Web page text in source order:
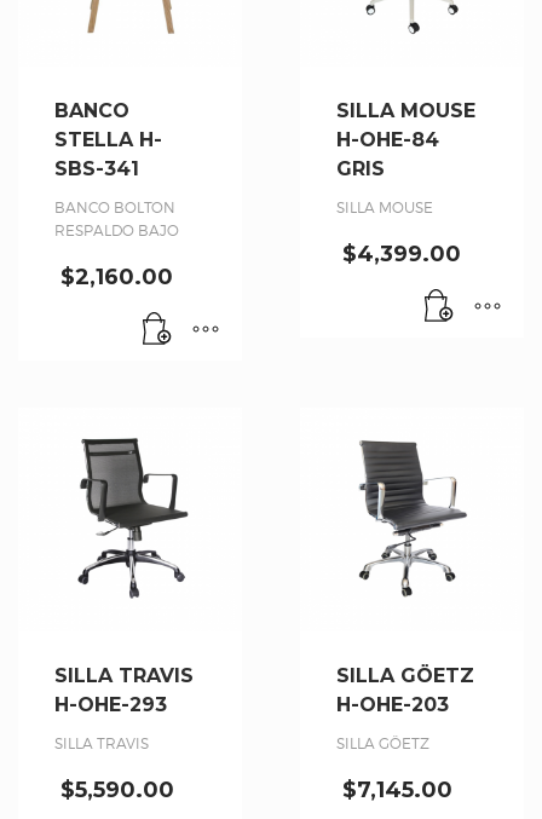
BANCO
STELLA H-
SBS-341
BANCO BOLTON
RESPALDO BAJO
$2,160.00
SILLA MOUSE
H-OHE-84
GRIS
SILLA MOUSE
$4,399.00
SILLA TRAVIS
H-OHE-293
SILLA TRAVIS
$5,590.00
SILLA GÖETZ
H-OHE-203
SILLA GÖETZ
$7,145.00